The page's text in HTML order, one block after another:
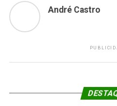
André Castro